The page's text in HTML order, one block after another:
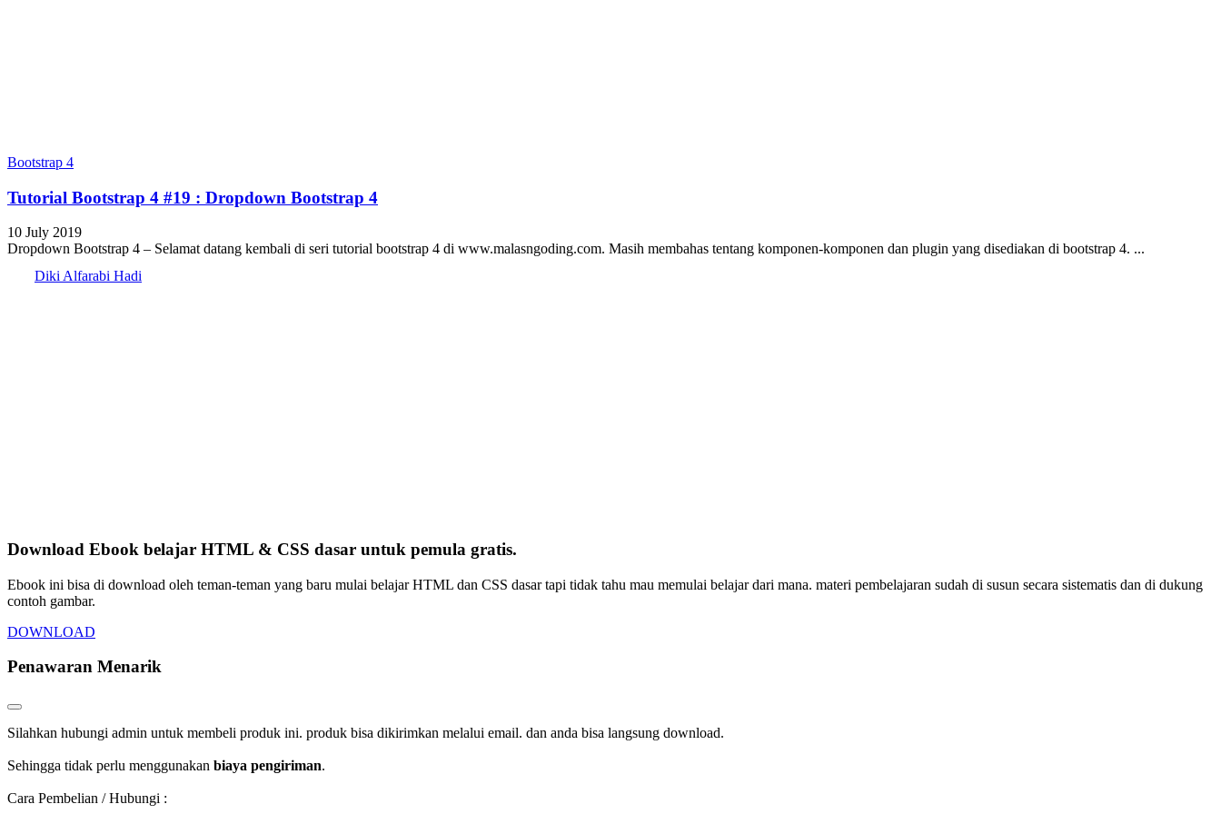
Bootstrap 4
Tutorial Bootstrap 4 #19 : Dropdown Bootstrap 4
10 July 2019
Dropdown Bootstrap 4 – Selamat datang kembali di seri tutorial bootstrap 4 di www.malasngoding.com. Masih membahas tentang komponen-komponen dan plugin yang disediakan di bootstrap 4. ...
Diki Alfarabi Hadi
Download Ebook belajar HTML & CSS dasar untuk pemula gratis.
Ebook ini bisa di download oleh teman-teman yang baru mulai belajar HTML dan CSS dasar tapi tidak tahu mau memulai belajar dari mana. materi pembelajaran sudah di susun secara sistematis dan di dukung
contoh gambar.
DOWNLOAD
Penawaran Menarik
Silahkan hubungi admin untuk membeli produk ini. produk bisa dikirimkan melalui email. dan anda bisa langsung download.
Sehingga tidak perlu menggunakan biaya pengiriman.
Cara Pembelian / Hubungi :